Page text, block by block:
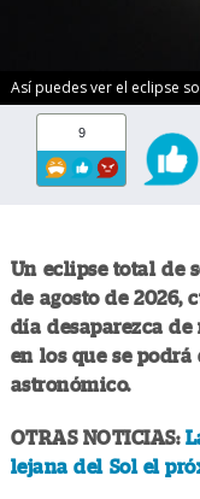
Así puedes ver el eclipse
9
Un eclipse total de
de agosto de 2026,
día desaparezca de
en los que se
astronómico.
OTRAS NOTICIAS:
lejana del Sol el